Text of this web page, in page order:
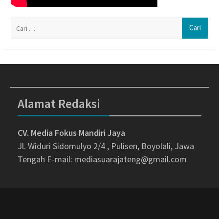
Alamat Redaksi
CV. Media Fokus Mandiri Jaya
Jl. Widuri Sidomulyo 2/4 , Pulisen, Boyolali, Jawa
Tengah E-mail: mediasuarajateng@gmail.com